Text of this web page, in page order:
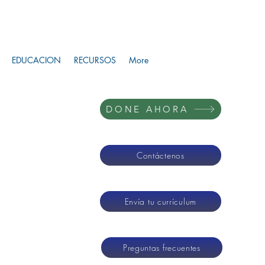
EDUCACION RECURSOS More
DONE AHORA
Contáctenos
Envía tu currículum
Preguntas frecuentes